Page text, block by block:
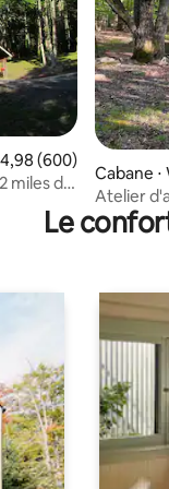
moyenne
4,98 (600)
miles de
Cabane
Atelier
Le